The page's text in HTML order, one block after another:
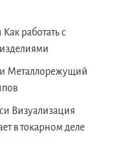
Как работать с
Металлорежущий
Визуализация
в токарном деле